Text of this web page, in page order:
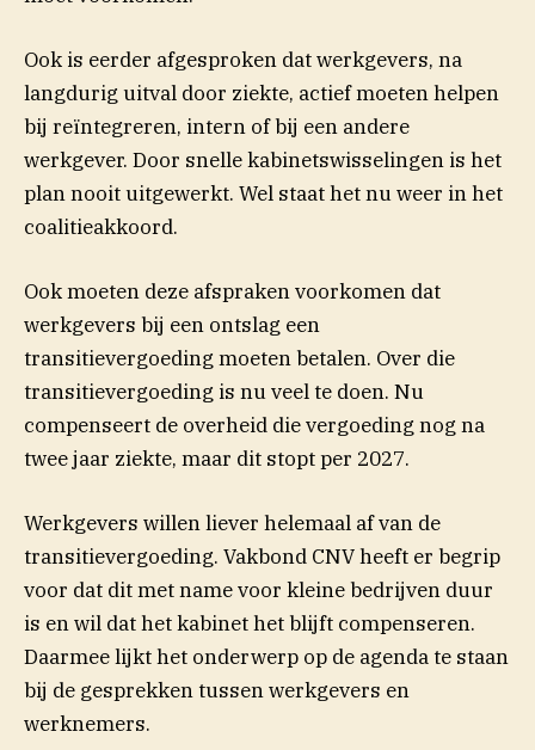
Ook is eerder afgesproken dat werkgevers, na
langdurig uitval door ziekte, actief moeten helpen
bij reïntegreren, intern of bij een andere
werkgever. Door snelle kabinetswisselingen is het
plan nooit uitgewerkt. Wel staat het nu weer in het
coalitieakkoord.
Ook moeten deze afspraken voorkomen dat
werkgevers bij een ontslag een
transitievergoeding moeten betalen. Over die
transitievergoeding is nu veel te doen. Nu
compenseert de overheid die vergoeding nog na
twee jaar ziekte, maar dit stopt per 2027(opent in
.
Werkgevers willen liever helemaal af van de
transitievergoeding. Vakbond CNV heeft er begrip
voor dat dit met name voor kleine bedrijven duur
is en wil dat het kabinet het blijft compenseren.
Daarmee lijkt het onderwerp op de agenda te staan
bij de gesprekken tussen werkgevers en
werknemers.